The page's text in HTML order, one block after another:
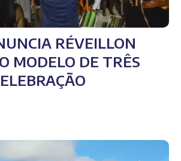
RÉVEILLON
MODELO DE TRÊS